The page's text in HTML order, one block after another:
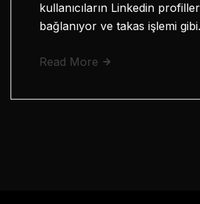
kullanıcıların Linkedin
bağlanıyor ve takas işlemi
Read More